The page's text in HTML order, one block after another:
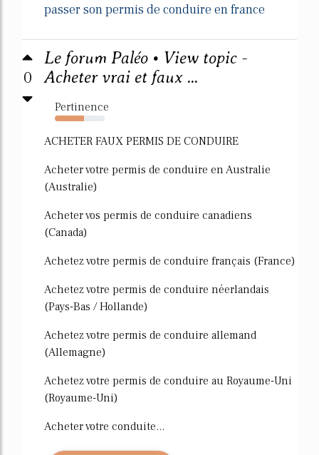
passer son permis de conduire en france
0
Le forum Paléo • View topic -
Acheter vrai et faux ...
Pertinence
59%
ACHETER FAUX PERMIS DE CONDUIRE
Acheter votre permis de conduire en Australie
(Australie)
Acheter vos permis de conduire canadiens
(Canada)
Achetez votre permis de conduire français (France)
Achetez votre permis de conduire néerlandais
(Pays-Bas / Hollande)
Achetez votre permis de conduire allemand
(Allemagne)
Achetez votre permis de conduire au Royaume-Uni
(Royaume-Uni)
Acheter votre conduite...